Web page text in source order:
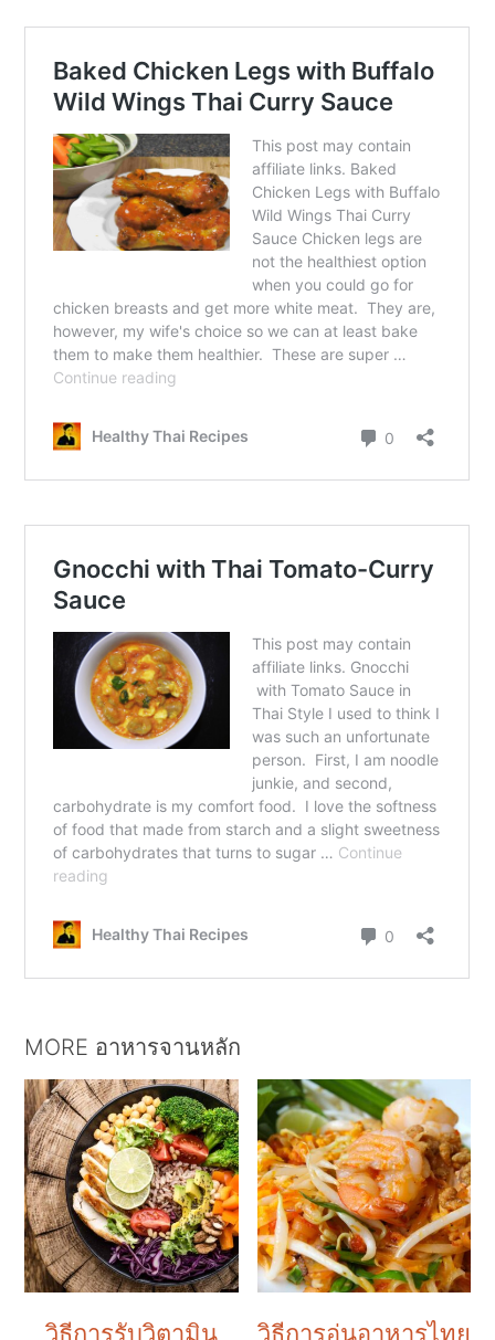
MORE อาหารจานหลัก
วิธีการรับวิตามิน วิธีการอุ่นอาหารไทย